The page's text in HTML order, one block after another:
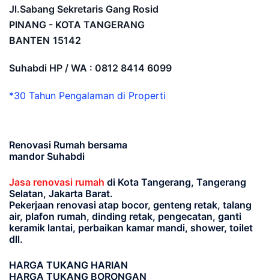
Jl.Sabang Sekretaris Gang Rosid
PINANG - KOTA TANGERANG
BANTEN 15142
Suhabdi HP / WA : 0812 8414 6099
*30 Tahun Pengalaman di Properti
Renovasi Rumah bersama
mandor Suhabdi
Jasa renovasi rumah di Kota Tangerang, Tangerang
Selatan, Jakarta Barat.
Pekerjaan renovasi atap bocor, genteng retak, talang
air, plafon rumah, dinding retak, pengecatan, ganti
keramik lantai, perbaikan kamar mandi, shower, toilet
dll.
HARGA TUKANG HARIAN
HARGA TUKANG BORONGAN